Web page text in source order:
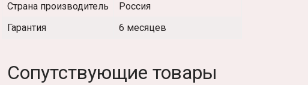
Страна производитель
Россия
Гарантия
6 месяцев
Сопутствующие товары